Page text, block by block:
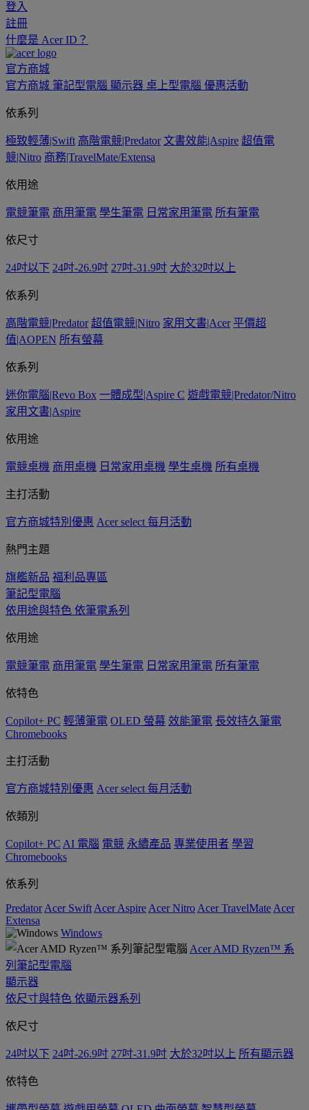
登入
註冊
什麼是 Acer ID？
官方商城
官方商城 筆記型電腦 顯示器 桌上型電腦 優惠活動
依系列
極致輕薄|Swift 高階電競|Predator 文書效能|Aspire 超值電
競|Nitro 商務|TravelMate/Extensa
依用途
電競筆電 商用筆電 學生筆電 日常家用筆電 所有筆電
依尺寸
24吋以下 24吋-26.9吋 27吋-31.9吋 大於32吋以上
依系列
高階電競|Predator 超值電競|Nitro 家用文書|Acer 平價超
值|AOPEN 所有螢幕
依系列
迷你電腦|Revo Box 一體成型|Aspire C 遊戲電競|Predator/Nitro
家用文書|Aspire
依用途
電競桌機 商用桌機 日常家用桌機 學生桌機 所有桌機
主打活動
官方商城特別優惠 Acer select 每月活動
熱門主題
旗艦新品 福利品專區
筆記型電腦
依用途與特色 依筆電系列
依用途
電競筆電 商用筆電 學生筆電 日常家用筆電 所有筆電
依特色
Copilot+ PC 輕薄筆電 OLED 螢幕 效能筆電 長效持久筆電
Chromebooks
主打活動
官方商城特別優惠 Acer select 每月活動
依類別
Copilot+ PC AI 電腦 電競 永續產品 專業使用者 學習
Chromebooks
依系列
Predator Acer Swift Acer Aspire Acer Nitro Acer TravelMate Acer
Extensa
Windows
Acer AMD Ryzen™ 系
列筆記型電腦
顯示器
依尺寸與特色 依顯示器系列
依尺寸
24吋以下 24吋-26.9吋 27吋-31.9吋 大於32吋以上 所有顯示器
依特色